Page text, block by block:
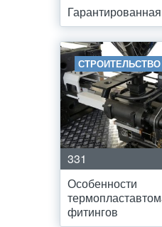
331
Особенности
фитингов